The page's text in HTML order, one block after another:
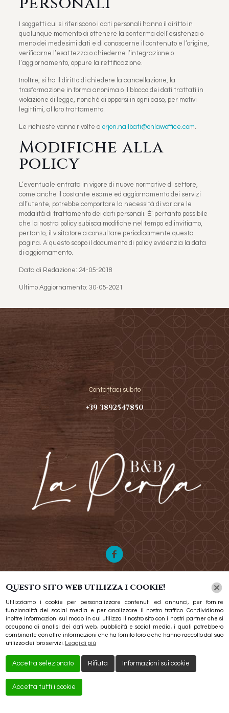
I soggetti cui si riferiscono i dati personali hanno il diritto in
qualunque momento di ottenere la conferma dell’esistenza o
meno dei medesimi dati e di conoscerne il contenuto e l’origine,
verificarne l’esattezza o chiederne l’integrazione o
l’aggiornamento, oppure la rettificazione.
Inoltre, si ha il diritto di chiedere la cancellazione, la
trasformazione in forma anonima o il blocco dei dati trattati in
violazione di legge, nonché di opporsi in ogni caso, per motivi
legittimi, al loro trattamento.
Le richieste vanno rivolte a orjon.nallbati@onlawoffice.com.
Modifiche alla
policy
L’eventuale entrata in vigore di nuove normative di settore,
come anche il costante esame ed aggiornamento dei servizi
all’utente, potrebbe comportare la necessità di variare le
modalità di trattamento dei dati personali. È’ pertanto possibile
che la nostra policy subisca modifiche nel tempo ed invitiamo,
pertanto, il visitatore a consultare periodicamente questa
pagina. A questo scopo il documento di policy evidenzia la data
di aggiornamento.
Data di Redazione: 24-05-2018
Ultimo Aggiornamento: 30-05-2021
Contattaci subito
+39 3892547850
Hai qualche domanda? Rimaniamo in contatto
alessiacarrozzieri@icloud.com
Questo sito web utilizza i cookie!
Utilizziamo i cookie per personalizzare contenuti ed annunci, per fornire
funzionalità dei social media e per analizzare il nostro traffico. Condividiamo
inoltre informazioni sul modo in cui utilizza il nostro sito con i nostri partner che si
occupano di analisi dei dati web, pubblicità e social media, i quali potrebbero
combinarle con altre informazioni che ha fornito loro o che hanno raccolto dal suo
utilizzo dei loro servizi.
Leggi di più
Accetta selezionato Rifiuta Informazioni sui cookie
Accetta tutti i cookie